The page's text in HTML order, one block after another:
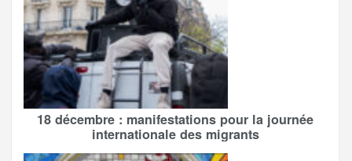
18 décembre : manifestations pour la journée
internationale des migrants